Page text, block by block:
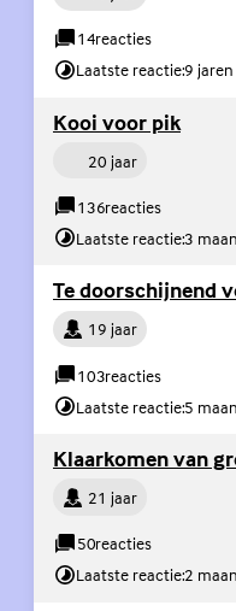
14reacties
Laatste reactie:9
Kooi voor pik
Persoon20 jaar
136reacties
Laatste reactie:3
Te doorschijnend
Persoon19 jaar
103reacties
Laatste reactie:5
Klaarkomen van
Persoon21 jaar
50reacties
Laatste reactie:2